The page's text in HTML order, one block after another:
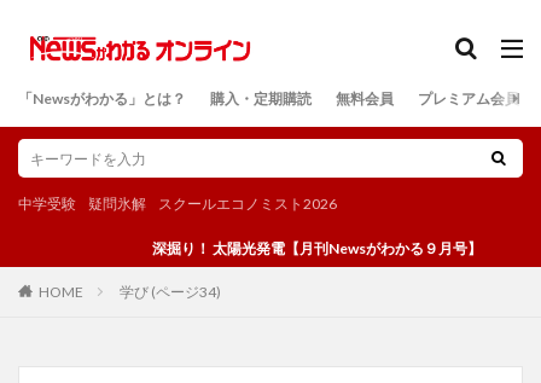
「Newsがわかる」とは？ 購入・定期購読 無料会員 プレミアム会員
中学受験 疑問氷解 スクールエコノミスト2026
深掘り！ 太陽光発電【月刊Newsがわかる９月号】
HOME 学び (ページ34)
検索